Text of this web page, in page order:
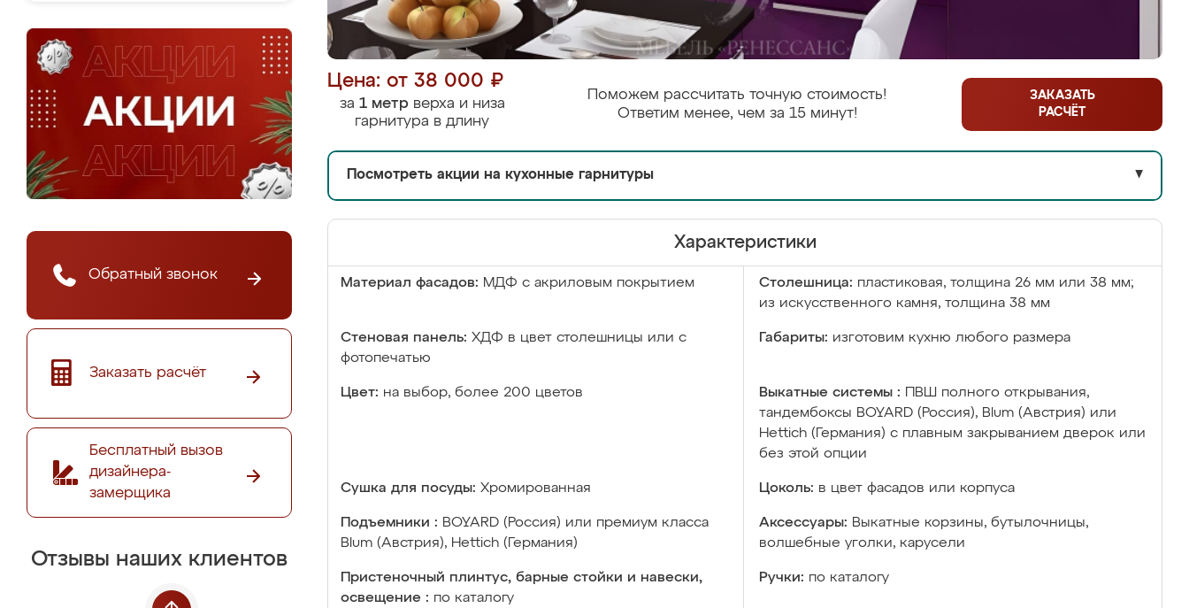
Обратный звонок
Заказать расчёт
Бесплатный вызов
дизайнера-
замерщика
Отзывы наших клиентов
Цена: от 38 000 ₽
за 1 метрверха и низа
гарнитура в длину
Поможем рассчитать точную стоимость!
Ответим менее, чем за 15 минут!
ЗАКАЗАТЬ
РАСЧЁТ
Посмотреть акции на кухонные гарнитуры ▼
Характеристики
Материал фасадов: МДФ с акриловым покрытием Столешница: пластиковая, толщина 26 мм или 38 мм;
из искусственного камня, толщина 38 мм
Стеновая панель: ХДФ в цвет столешницы или с
фотопечатью
Габариты: изготовим кухню любого размера
Цвет: на выбор, более 200 цветов Выкатные системы :
ПВШ полного открывания,
тандембоксы BOYARD (Россия), Blum (Австрия) или
Hettich (Германия) с плавным закрыванием дверок или
без этой опции
Сушка для посуды: Хромированная Цоколь: в цвет фасадов или корпуса
Подъемники : BOYARD (Россия) или премиум класса
Blum (Австрия), Hettich (Германия)
Аксессуары: Выкатные корзины, бутылочницы,
волшебные уголки, карусели
Пристеночный плинтус, барные стойки и навески,
освещение : по каталогу
Ручки: по каталогу